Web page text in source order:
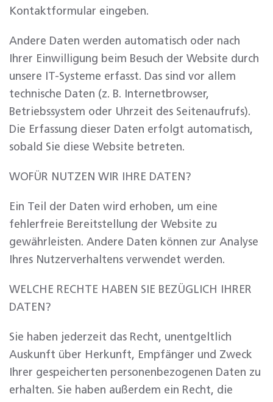
Kontaktformular eingeben.
Andere Daten werden automatisch oder nach
Ihrer Einwilligung beim Besuch der Website durch
unsere IT-Systeme erfasst. Das sind vor allem
technische Daten (z. B. Internetbrowser,
Betriebssystem oder Uhrzeit des Seitenaufrufs).
Die Erfassung dieser Daten erfolgt automatisch,
sobald Sie diese Website betreten.
WOFÜR NUTZEN WIR IHRE DATEN?
Ein Teil der Daten wird erhoben, um eine
fehlerfreie Bereitstellung der Website zu
gewährleisten. Andere Daten können zur Analyse
Ihres Nutzerverhaltens verwendet werden.
WELCHE RECHTE HABEN SIE BEZÜGLICH IHRER
DATEN?
Sie haben jederzeit das Recht, unentgeltlich
Auskunft über Herkunft, Empfänger und Zweck
Ihrer gespeicherten personenbezogenen Daten zu
erhalten. Sie haben außerdem ein Recht, die